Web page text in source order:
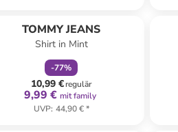
TOMMY JEANS
Shirt in Mint
-77%
10,99 €regulär
9,99 € mit family
UVP: 44,90 €*